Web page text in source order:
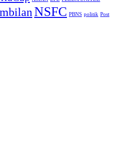
NSFC PBNS politik Post